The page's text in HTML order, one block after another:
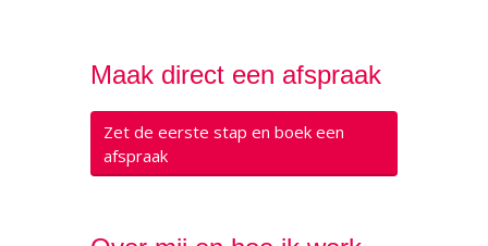
Maak direct een afspraak
Zet de eerste stap en boek een
afspraak